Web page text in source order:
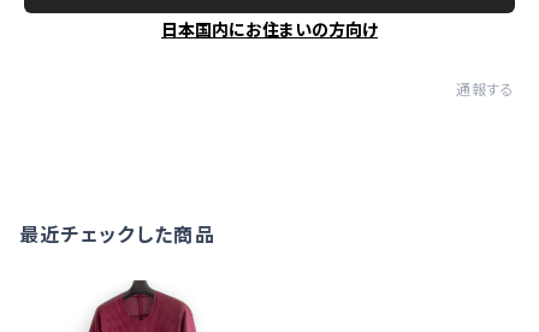
日本国内にお住まいの方向け
通報する
最近チェックした商品